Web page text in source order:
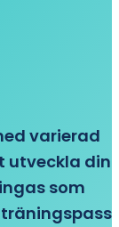
varierad
utveckla din
som